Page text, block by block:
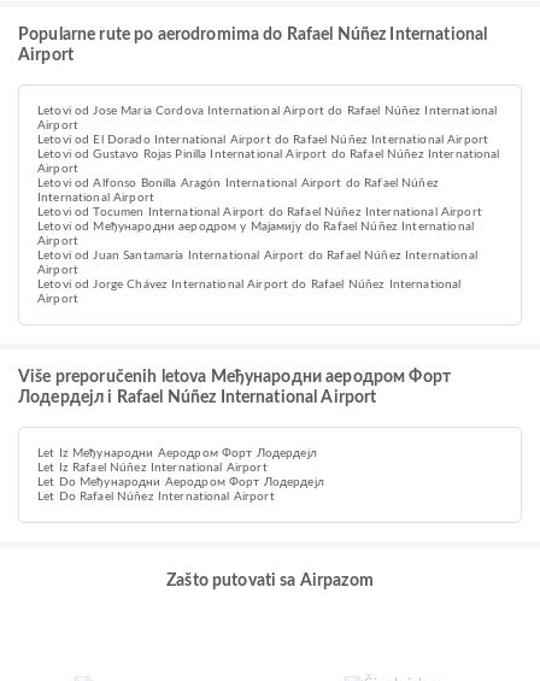
Popularne rute po aerodromima do Rafael Núñez International
Airport
Letovi od Jose Maria Cordova International Airport do Rafael Núñez International
Airport
Letovi od El Dorado International Airport do Rafael Núñez International Airport
Letovi od Gustavo Rojas Pinilla International Airport do Rafael Núñez International
Airport
Letovi od Alfonso Bonilla Aragón International Airport do Rafael Núñez
International Airport
Letovi od Tocumen International Airport do Rafael Núñez International Airport
Letovi od Међународни аеродром у Мајамију do Rafael Núñez International
Airport
Letovi od Juan Santamaría International Airport do Rafael Núñez International
Airport
Letovi od Jorge Chávez International Airport do Rafael Núñez International
Airport
Više preporučenih letova Међународни аеродром Форт
Лодердејл i Rafael Núñez International Airport
Let Iz Међународни Аеродром Форт Лодердејл
Let Iz Rafael Núñez International Airport
Let Do Међународни Аеродром Форт Лодердејл
Let Do Rafael Núñez International Airport
Zašto putovati sa Airpazom